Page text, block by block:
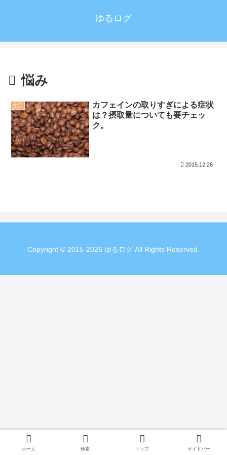
ゆるログ
悩み
生活
カフェインの取りすぎによる症状
は？摂取量についても要チェッ
ク。
2015.12.26
Copyright © 2015-2026 ゆるログ All Rights Reserved.
ホーム 検索 トップ サイドバー